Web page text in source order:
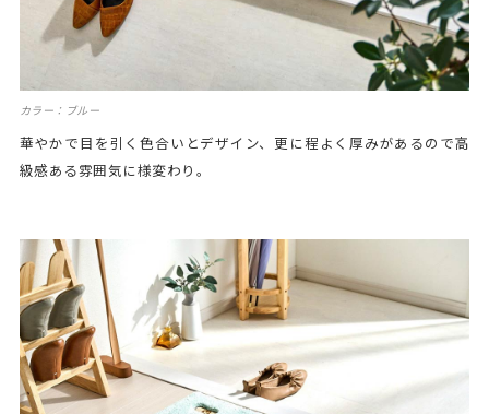
カラー：ブルー
華やかで目を引く色合いとデザイン、更に程よく厚みがあるので高
級感ある雰囲気に様変わり。